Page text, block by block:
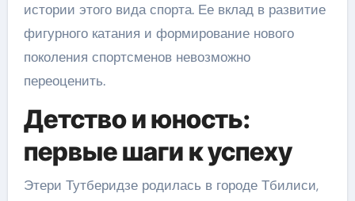
истории этого вида спорта. Ее вклад в развитие
фигурного катания и формирование нового
поколения спортсменов невозможно
переоценить.
Детство и юность:
первые шаги к успеху
Этери Тутберидзе родилась в городе Тбилиси,